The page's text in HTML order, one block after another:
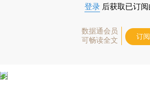
登录 后获取已订
数据通会员
可畅读全文
订